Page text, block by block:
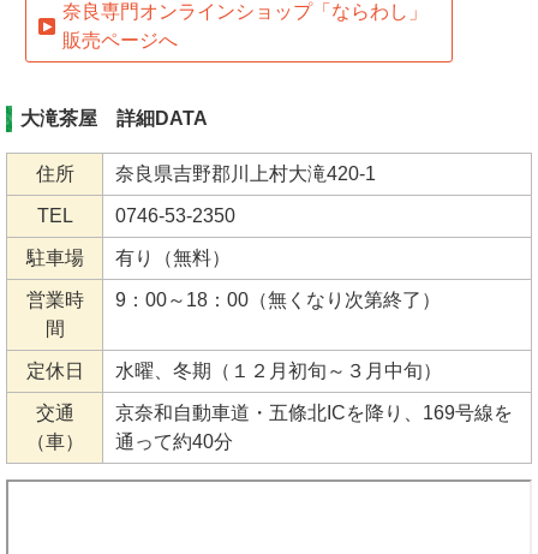
奈良専門オンラインショップ「ならわし」
販売ページへ
大滝茶屋 詳細DATA
住所 奈良県吉野郡川上村大滝420-1
TEL 0746-53-2350
駐車場 有り（無料）
営業時
間
9：00～18：00（無くなり次第終了）
定休日 水曜、冬期（１２月初旬～３月中旬）
交通
（車）
京奈和自動車道・五條北ICを降り、169号線を
通って約40分